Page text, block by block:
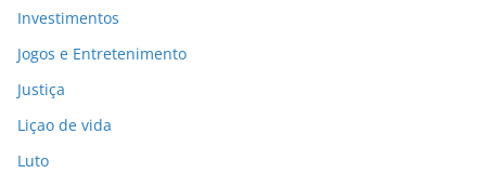
Investimentos
Jogos e Entretenimento
Justiça
Liçao de vida
Luto